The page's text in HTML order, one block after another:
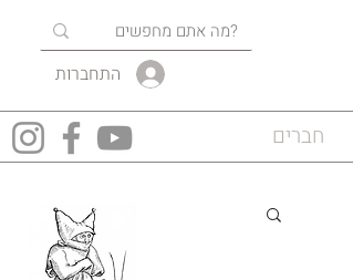
התחברות
חברים